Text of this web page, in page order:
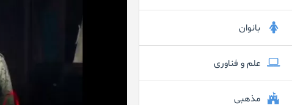
بانوان
علم و فناوری
مذهبی